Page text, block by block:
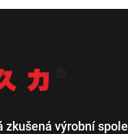
zkušená výrobní